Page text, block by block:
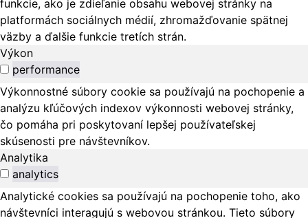
funkcie, ako je zdieľanie obsahu webovej stránky na
platformách sociálnych médií, zhromažďovanie spätnej
väzby a ďalšie funkcie tretích strán.
Výkon
performance
Výkonnostné súbory cookie sa používajú na pochopenie a
analýzu kľúčových indexov výkonnosti webovej stránky,
čo pomáha pri poskytovaní lepšej používateľskej
skúsenosti pre návštevníkov.
Analytika
analytics
Analytické cookies sa používajú na pochopenie toho, ako
návštevníci interagujú s webovou stránkou. Tieto súbory